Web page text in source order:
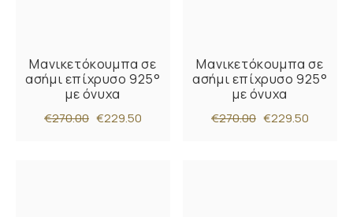
Μανικετόκουμπα σε
ασήμι επίχρυσο 925°
με όνυχα
€270.00 €229.50
Μανικετόκουμπα σε
ασήμι επίχρυσο 925°
με όνυχα
€270.00 €229.50